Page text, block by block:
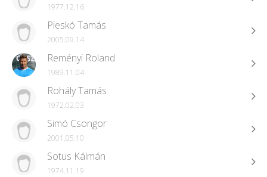
1977.12.16
Pieskó Tamás
2005.09.14
Reményi Roland
1989.11.04
Rohály Tamás
1972.02.03
Simó Csongor
2001.05.10
Sotus Kálmán
1974.11.19